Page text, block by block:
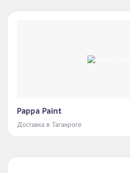
Pappa Paint
Доставка в Таганроге